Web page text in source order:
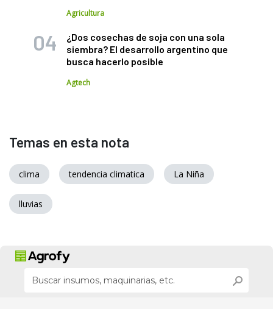
Agricultura
¿Dos cosechas de soja con una sola
siembra? El desarrollo argentino que
busca hacerlo posible
Agtech
Temas en esta nota
clima tendencia climatica La Niña
lluvias